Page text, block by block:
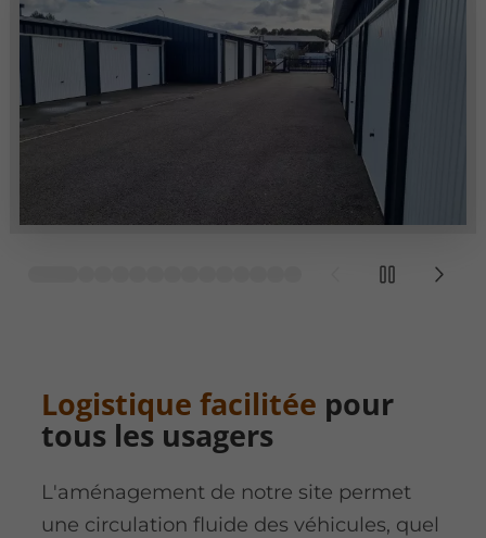
Logistique facilitée pour
tous les usagers
L'aménagement de notre site permet
une circulation fluide des véhicules, quel